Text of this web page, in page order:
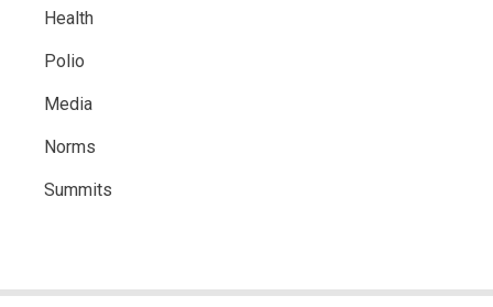
Health
Polio
Media
Norms
Summits